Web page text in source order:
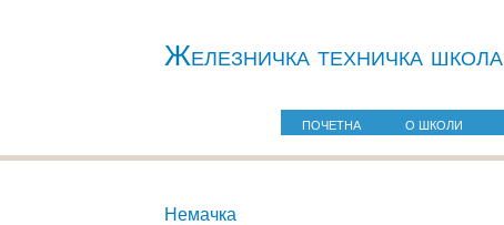
Железничкa техничка школа
ПОЧЕТНА О ШКОЛИ
Немачка